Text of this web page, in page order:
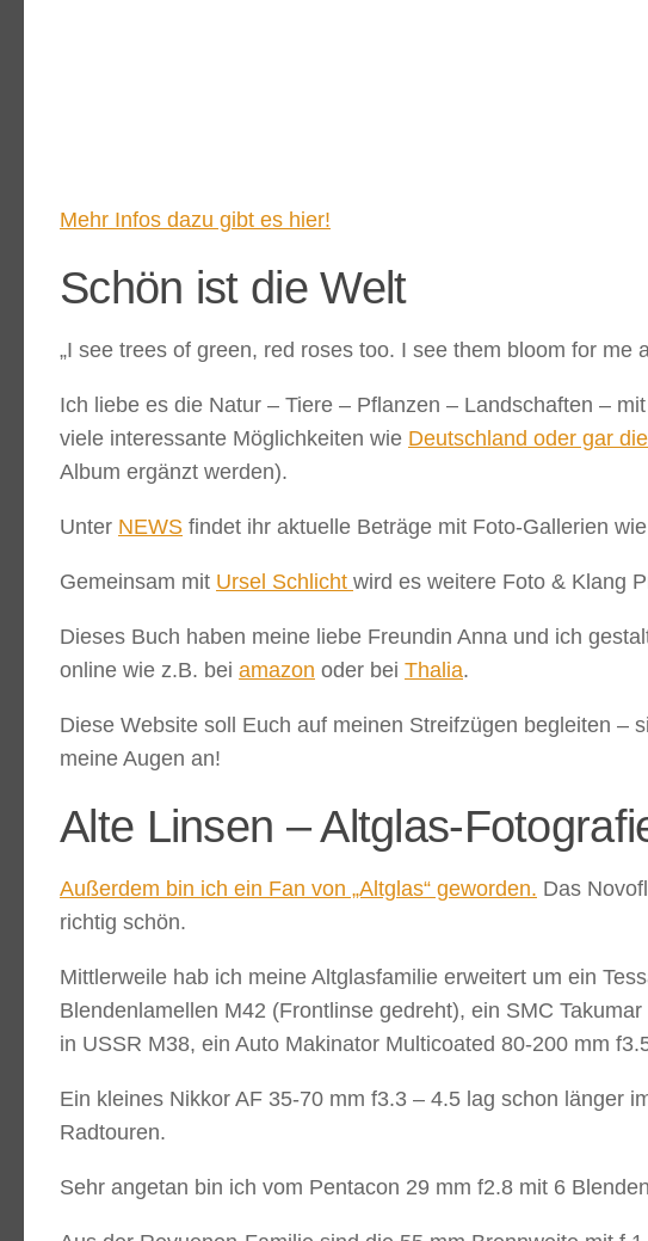
Mehr Infos dazu gibt es hier!
Schön ist die Welt
„I see trees of green, red roses too. I see them bloom for
Ich liebe es die Natur – Tiere – Pflanzen – Landschaften –
viele interessante Möglichkeiten wie Deutschland oder gar
Album ergänzt werden).
Unter NEWS findet ihr aktuelle Beträge mit Foto-Gallerien
Gemeinsam mit Ursel Schlicht wird es weitere Foto & Klang
Dieses Buch haben meine liebe Freundin Anna und ich
online wie z.B. bei amazon oder bei Thalia.
Diese Website soll Euch auf meinen Streifzügen begleiten –
meine Augen an!
Alte Linsen – Altglas-
Außerdem bin ich ein Fan von „Altglas“ geworden. Das
richtig schön.
Mittlerweile hab ich meine Altglasfamilie erweitert um ein
Blendenlamellen M42 (Frontlinse gedreht), ein SMC
in USSR M38, ein Auto Makinator Multicoated 80-200 mm
Ein kleines Nikkor AF 35-70 mm f3.3 – 4.5 lag schon länger
Radtouren.
Sehr angetan bin ich vom Pentacon 29 mm f2.8 mit 6